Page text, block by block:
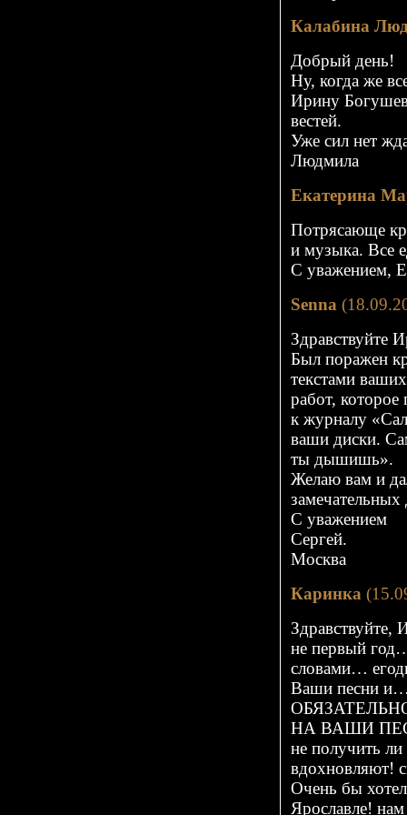
Калабина
Добрый день!
Ну, когда же
Ирину
вестей.
Уже сил нет
Людмила
Екатерина
Потрясающе
и музыка. Все
С уважением,
Senna
Здравствуйте
Был поражен
текстами
работ,
к журналу
ваши диски.
ты дышишь».
Желаю вам и
замечательных
С уважением
Сергей.
Москва
Каринка
не первый
словами…
Ваши песни
НА ВАШИ
не получить ли
вдохновляют!
Очень бы
Ярославле!